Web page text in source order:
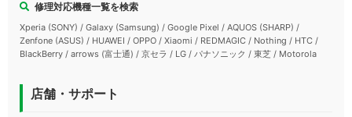
修理対応機種一覧を検索
Xperia (SONY) / Galaxy (Samsung) / Google Pixel / AQUOS (SHARP) /
Zenfone (ASUS) / HUAWEI / OPPO / Xiaomi / REDMAGIC / Nothing / HTC /
BlackBerry / arrows (富士通) / 京セラ / LG / パナソニック / 東芝 / Motorola
店舗・サポート